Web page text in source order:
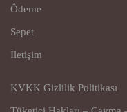
Ödeme
Sepet
İletişim
KVKK Gizlilik Politikası